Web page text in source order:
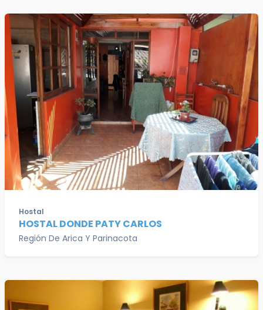
Hostal
HOSTAL DONDE PATY CARLOS
Región De Arica Y Parinacota